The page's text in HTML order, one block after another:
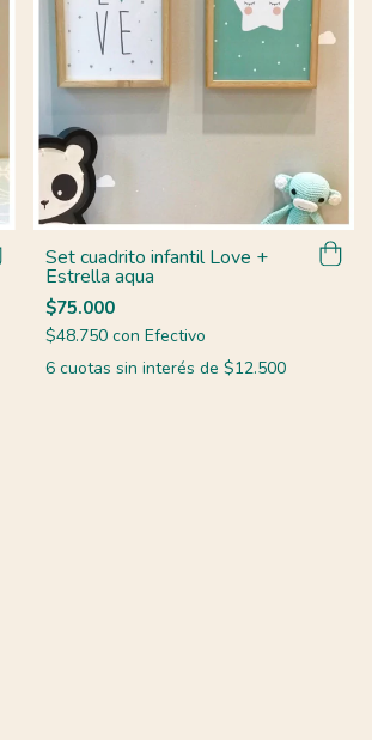
Set cuadrito infantil Love +
Estrella aqua
$75.000
$48.750 con Efectivo
6 cuotas sin interés de $12.500